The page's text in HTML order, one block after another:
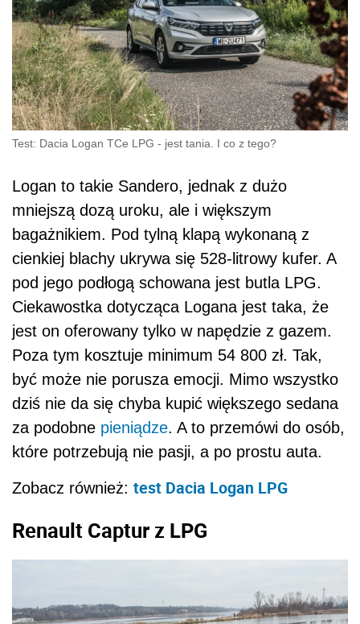
Test: Dacia Logan TCe LPG - jest tania. I co z tego?
Logan to takie Sandero, jednak z dużo
mniejszą dozą uroku, ale i większym
bagażnikiem. Pod tylną klapą wykonaną z
cienkiej blachy ukrywa się 528-litrowy kufer. A
pod jego podłogą schowana jest butla LPG.
Ciekawostka dotycząca Logana jest taka, że
jest on oferowany tylko w napędzie z gazem.
Poza tym kosztuje minimum 54 800 zł. Tak,
być może nie porusza emocji. Mimo wszystko
dziś nie da się chyba kupić większego sedana
za podobne pieniądze. A to przemówi do osób,
które potrzebują nie pasji, a po prostu auta.
Zobacz również: test Dacia Logan LPG
Renault Captur z LPG